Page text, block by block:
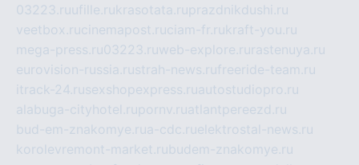
03223.ruufille.rukrasotata.ruprazdnikdushi.ru
veetbox.rucinemapost.ruciam-fr.rukraft-you.ru
mega-press.ru03223.ruweb-explore.ru rastenuya.ru
eurovision-russia.rustrah-news.rufreeride-team.ru
itrack-24.rusexshopexpress.ruautostudiopro.ru
alabuga-cityhotel.rupornv.ruatlantpereezd.ru
bud-em-znakomye.rua-cdc.ruelektrostal-news.ru
korolevremont-market.rubudem-znakomye.ru